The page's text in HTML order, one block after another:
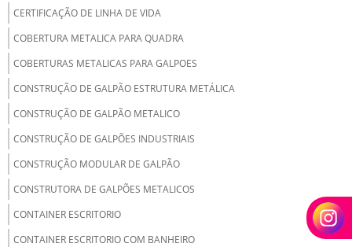
CERTIFICAÇÃO DE LINHA DE VIDA
COBERTURA METALICA PARA QUADRA
COBERTURAS METALICAS PARA GALPOES
CONSTRUÇÃO DE GALPÃO ESTRUTURA METÁLICA
CONSTRUÇÃO DE GALPÃO METALICO
CONSTRUÇÃO DE GALPÕES INDUSTRIAIS
CONSTRUÇÃO MODULAR DE GALPÃO
CONSTRUTORA DE GALPÕES METALICOS
CONTAINER ESCRITORIO
CONTAINER ESCRITORIO COM BANHEIRO